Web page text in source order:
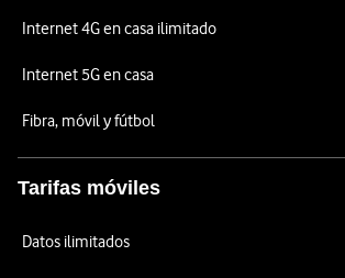
Internet 4G en casa ilimitado
Internet 5G en casa
Fibra, móvil y fútbol
Tarifas móviles
Datos ilimitados